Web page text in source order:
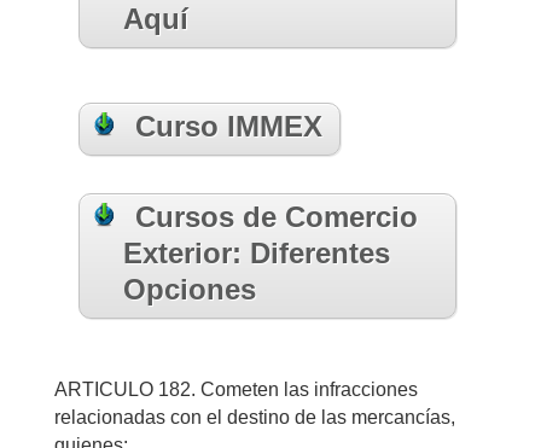
Aquí
Curso IMMEX
Cursos de Comercio
Exterior: Diferentes
Opciones
ARTICULO 182. Cometen las infracciones
relacionadas con el destino de las mercancías,